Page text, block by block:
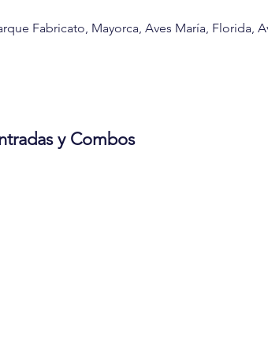
Fabricato, Mayorca, Aves María, Florida,
y Combos